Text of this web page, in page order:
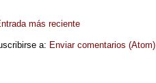
más reciente
a: Enviar comentarios (Atom)